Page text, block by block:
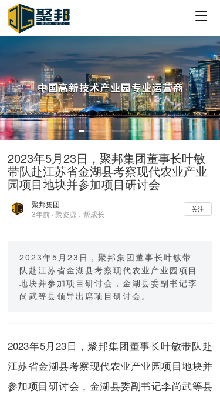
T
g
l
e
n
a
v
i
g
t
2023年5月23日，聚邦集团董事长叶敏
带队赴江苏省金湖县考察现代农业产业
园项目地块并参加项目研讨会
聚邦集团
3年前 · 聚资源，帮成长
关注
2023年5月23日，聚邦集团董事长叶敏带
队赴江苏省金湖县考察现代农业产业园项目
地块并参加项目研讨会，金湖县委副书记李
尚武等县领导出席项目研讨会。
2023年5月23日，聚邦集团董事长叶敏带队赴
江苏省金湖县考察现代农业产业园项目地块并
参加项目研讨会，金湖县委副书记李尚武等县